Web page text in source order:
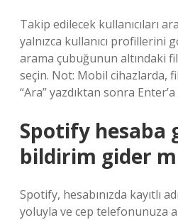
Takip edilecek kullanıcıları
yalnızca kullanıcı profillerini
arama çubuğunun altındaki
seçin. Not: Mobil cihazlarda,
“Ara” yazdıktan sonra Enter’a
Spotify hesaba
bildirim gider
Spotify, hesabınızda kayıtlı
yoluyla ve cep telefonunuza